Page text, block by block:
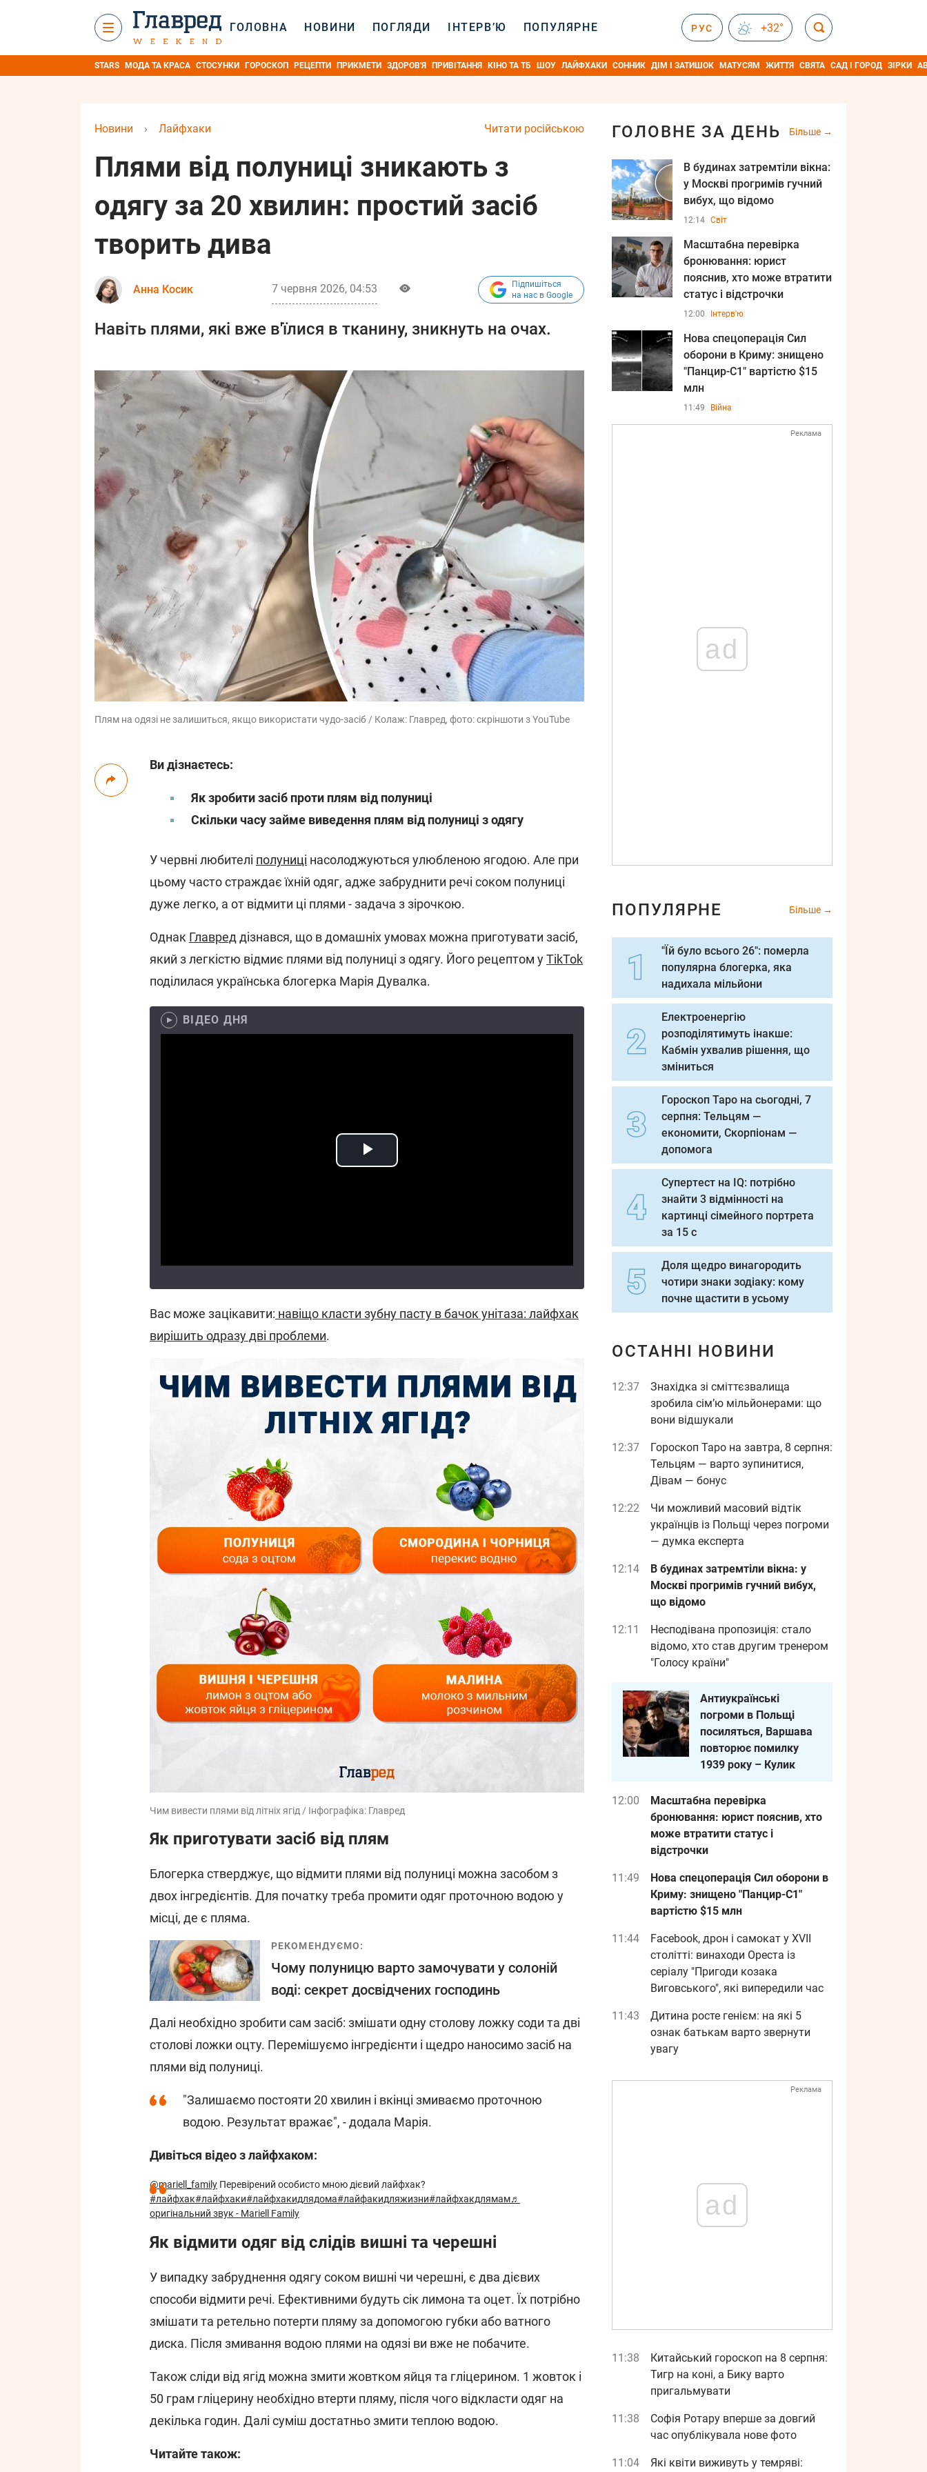
ГОЛОВНА НОВИНИ ПОГЛЯДИ ІНТЕРВ’Ю ПОПУЛЯРНЕ РУС +32°
STARS МОДА ТА КРАСА СТОСУНКИ ГОРОСКОП РЕЦЕПТИ ПРИКМЕТИ ЗДОРОВ'Я ПРИВІТАННЯ КІНО ТА ТБ ШОУ ЛАЙФХАКИ СОННИК ДІМ І ЗАТИШОК МАТУСЯМ ЖИТТЯ СВЯТА САД І ГОРОД ЗІРКИ
Читати російською
Новини › Лайфхаки
Плями від полуниці зникають з
одягу за 20 хвилин: простий засіб
творить дива
Анна Косик 7 червня 2026, 04:53
Підпишіться
на нас в Google
Навіть плями, які вже в'їлися в тканину, зникнуть на очах.
Плям на одязі не залишиться, якщо використати чудо-засіб / Колаж: Главред, фото: скріншоти з YouTube
Ви дізнаєтесь:
Як зробити засіб проти плям від полуниці
Скільки часу займе виведення плям від полуниці з одягу
У червні любителі полуниці насолоджуються улюбленою ягодою. Але при
цьому часто страждає їхній одяг, адже забруднити речі соком полуниці
дуже легко, а от відмити ці плями - задача з зірочкою.
Однак Главред дізнався, що в домашніх умовах можна приготувати засіб,
який з легкістю відмиє плями від полуниці з одягу. Його рецептом уTikTok
поділилася українська блогерка Марія Дувалка.
ВІДЕО ДНЯ
Вас може зацікавити: навіщо класти зубну пасту в бачок унітаза: лайфхак
вирішить одразу дві проблеми.
Чим вивести плями від літніх ягід / Інфографіка: Главред
Як приготувати засіб від плям
Блогерка стверджує, що відмити плями від полуниці можна засобом з
двох інгредієнтів. Для початку треба промити одяг проточною водою у
місці, де є пляма.
РЕКОМЕНДУЄМО:
Чому полуницю варто замочувати у солоній
воді: секрет досвідчених господинь
Далі необхідно зробити сам засіб: змішати одну столову ложку соди та дві
столові ложки оцту. Перемішуємо інгредієнти і щедро наносимо засіб на
плями від полуниці.
"Залишаємо постояти 20 хвилин і вкінці змиваємо проточною
водою. Результат вражає", - додала Марія.
Дивіться відео з лайфхаком:
@mariell_family Перевірений особисто мною дієвий лайфхак?
#лайфхак#лайфхаки#лайфхакидлядома#лайфакидляжизни#лайфхакдлямам♬
оригінальний звук - Mariell Family
Як відмити одяг від слідів вишні та черешні
У випадку забруднення одягу соком вишні чи черешні, є два дієвих
способи відмити речі. Ефективними будуть сік лимона та оцет. Їх потрібно
змішати та ретельно потерти пляму за допомогою губки або ватного
диска. Після змивання водою плями на одязі ви вже не побачите.
Також сліди від ягід можна змити жовтком яйця та гліцерином. 1 жовток і
50 грам гліцерину необхідно втерти пляму, після чого відкласти одяг на
декілька годин. Далі суміш достатньо змити теплою водою.
Читайте також:
ГОЛОВНЕ ЗА ДЕНЬ Більше
В будинах затремтіли вікна:
у Москві прогримів гучний
вибух, що відомо
12:14 Світ
Масштабна перевірка
бронювання: юрист
пояснив, хто може втратити
статус і відстрочки
12:00 Інтерв'ю
Нова спецоперація Сил
оборони в Криму: знищено
"Панцир-С1" вартістю $15
млн
11:49 Війна
Реклама
ad
ПОПУЛЯРНЕ Більше
"Їй було всього 26": померла
популярна блогерка, яка
надихала мільйони
Електроенергію
розподілятимуть інакше:
Кабмін ухвалив рішення, що
зміниться
Гороскоп Таро на сьогодні, 7
серпня: Тельцям —
економити, Скорпіонам —
допомога
Супертест на IQ: потрібно
знайти 3 відмінності на
картинці сімейного портрета
за 15 с
Доля щедро винагородить
чотири знаки зодіаку: кому
почне щастити в усьому
ОСТАННІ НОВИНИ
12:37
Знахідка зі сміттєзвалища
зробила сім’ю мільйонерами: що
вони відшукали
12:37
Гороскоп Таро на завтра, 8 серпня:
Тельцям — варто зупинитися,
Дівам — бонус
12:22
Чи можливий масовий відтік
українців із Польщі через погроми
— думка експерта
12:14
В будинах затремтіли вікна: у
Москві прогримів гучний вибух,
що відомо
12:11
Несподівана пропозиція: стало
відомо, хто став другим тренером
"Голосу країни"
Антиукраїнські
погроми в Польщі
посиляться, Варшава
повторює помилку
1939 року – Кулик
12:00
Масштабна перевірка
бронювання: юрист пояснив, хто
може втратити статус і
відстрочки
11:49
Нова спецоперація Сил оборони в
Криму: знищено "Панцир-С1"
вартістю $15 млн
11:44
Facebook, дрон і самокат у XVII
столітті: винаходи Ореста із
серіалу "Пригоди козака
Виговського", які випередили час
11:43
Дитина росте генієм: на які 5
ознак батькам варто звернути
увагу
Реклама
ad
11:38
Китайський гороскоп на 8 серпня:
Тигр на коні, а Бику варто
пригальмувати
11:38
Софія Ротару вперше за довгий
час опублікувала нове фото
11:04 Які квіти виживуть у темряві: